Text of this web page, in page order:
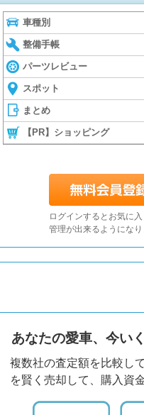
車種別
整備手帳
パーツレビュー
スポット
まとめ
【PR】ショッピング
ログインするとお気に
管理が出来るようになり
あなたの愛車、今い
複数社の査定額を比較し
を賢く売却して、購入資